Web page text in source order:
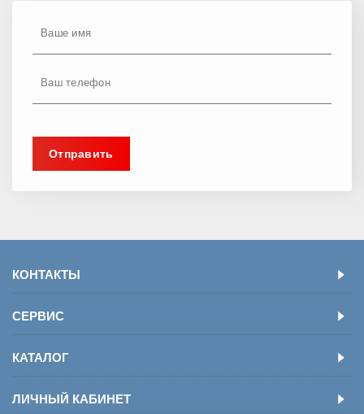
КОНТАКТЫ
СЕРВИС
КАТАЛОГ
ЛИЧНЫЙ КАБИНЕТ